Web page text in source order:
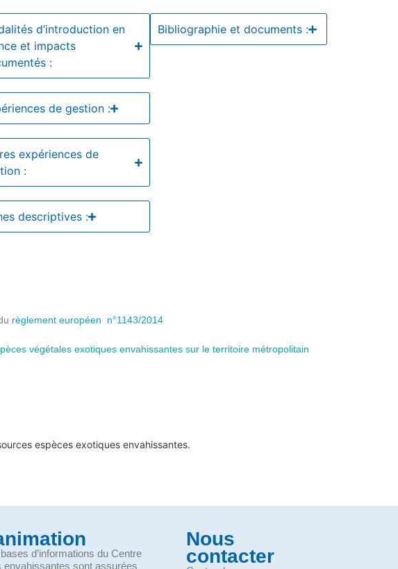
d’introduction en
et impacts
:
de gestion :
expériences de
:
descriptives :
Bibliographie et documents :
règlement européen n°1143/2014
végétales exotiques envahissantes sur le territoire métropolitain
espèces exotiques envahissantes.
d’informations du Centre
sont assurées
Nous
contacter